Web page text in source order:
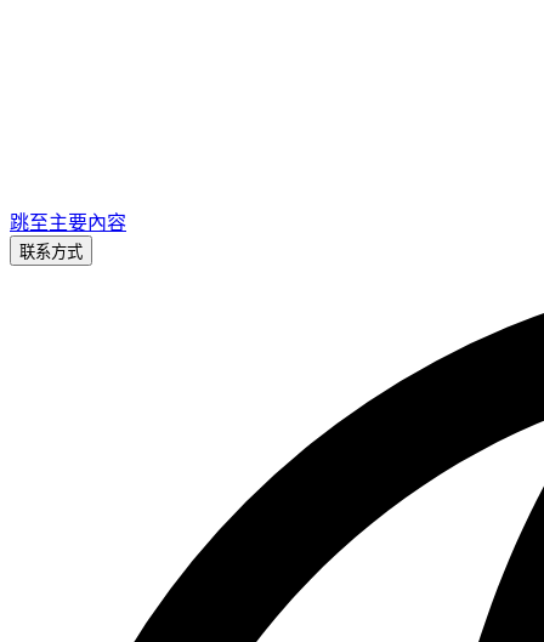
跳至主要內容
联系方式